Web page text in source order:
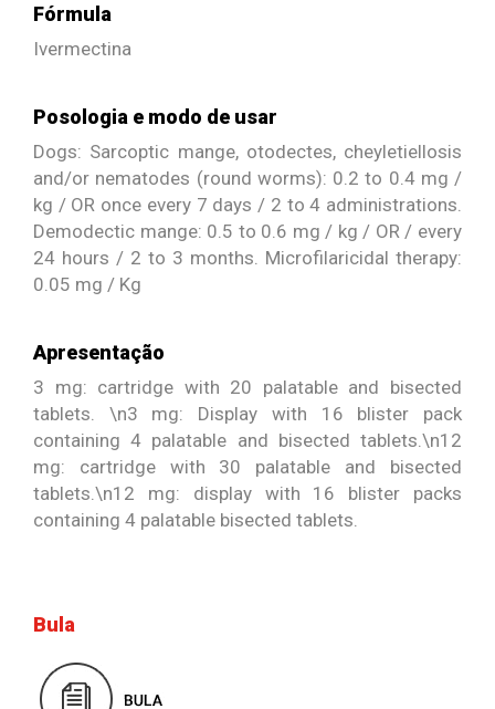
Fórmula
Ivermectina
Posologia e modo de usar
Dogs: Sarcoptic mange, otodectes, cheyletiellosis
and/or nematodes (round worms): 0.2 to 0.4 mg /
kg / OR once every 7 days / 2 to 4 administrations.
Demodectic mange: 0.5 to 0.6 mg / kg / OR / every
24 hours / 2 to 3 months. Microfilaricidal therapy:
0.05 mg / Kg
Apresentação
3 mg: cartridge with 20 palatable and bisected
tablets. \n3 mg: Display with 16 blister pack
containing 4 palatable and bisected tablets.\n12
mg: cartridge with 30 palatable and bisected
tablets.\n12 mg: display with 16 blister packs
containing 4 palatable bisected tablets.
Bula